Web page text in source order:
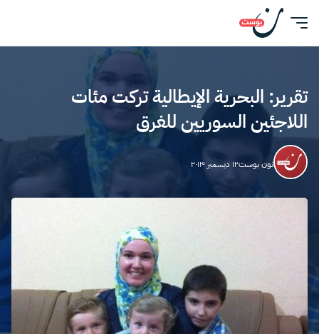
تقرير: البحرية الإيطالية تركت مئات
اللاجئين السوريين للغرق
نون بوست١٢ ديسمبر ٢٠١٣